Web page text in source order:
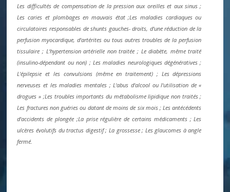
Les difficultés de compensation de la pression aux oreilles et aux sinus ;
Les caries et plombages en mauvais état ;Les maladies cardiaques ou
circulatoires responsables de shunts gauches- droits, dʼune réduction de la
perfusion myocardique, dʼartérites ou tous autres troubles de la perfusion
tissulaire ; Lʼhypertension artérielle non traitée ; Le diabète, même traité
(insulino-dépendant ou non) ; Les maladies neurologiques dégénératives ;
Lʼépilepsie et les convulsions (même en traitement) ; Les dépressions
nerveuses et les maladies mentales ; Lʼabus dʼalcool ou lʼutilisation de «
drogues » ;Les troubles importants du métabolisme lipidique non traités ;
Les fractures non guéries ou datant de moins de six mois ; Les antécédents
dʼaccidents de plongée ;La prise régulière de certains médicaments ; Les
ulcères évolutifs du tractus digestif ; La grossesse ; Les glaucomes à angle
fermé.